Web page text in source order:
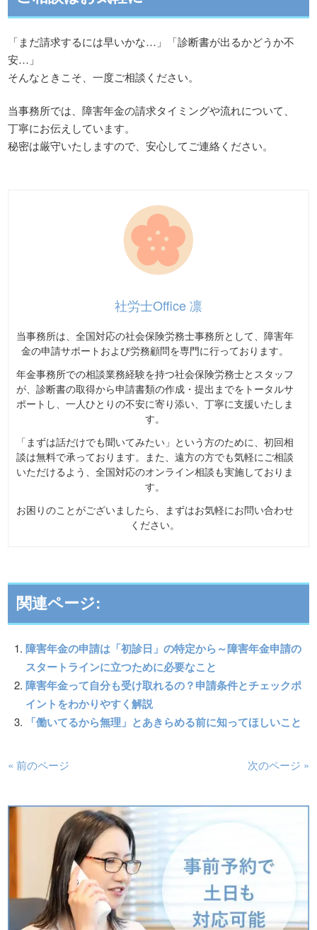
「まだ請求するには早いかな…」「診断書が出るかどうか不
安…」
そんなときこそ、一度ご相談ください。
当事務所では、障害年金の請求タイミングや流れについて、
丁寧にお伝えしています。
秘密は厳守いたしますので、安心してご連絡ください。
社労士Office 凛
当事務所は、全国対応の社会保険労務士事務所として、障害年
金の申請サポートおよび労務顧問を専門に行っております。
年金事務所での相談業務経験を持つ社会保険労務士とスタッフ
が、診断書の取得から申請書類の作成・提出までをトータルサ
ポートし、一人ひとりの不安に寄り添い、丁寧に支援いたしま
す。
「まずは話だけでも聞いてみたい」という方のために、初回相
談は無料で承っております。また、遠方の方でも気軽にご相談
いただけるよう、全国対応のオンライン相談も実施しておりま
す。
お困りのことがございましたら、まずはお気軽にお問い合わせ
ください。
関連ページ:
障害年金の申請は「初診日」の特定から～障害年金申請の
スタートラインに立つために必要なこと
障害年金って自分も受け取れるの？申請条件とチェックポ
イントをわかりやすく解説
「働いてるから無理」とあきらめる前に知ってほしいこと
« 前のページ 次のページ »